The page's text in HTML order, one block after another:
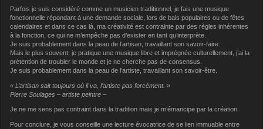
Parfois je suis considéré comme un musicien traditionnel, je fais une musique
fonctionnelle répondant à une demande sociale, lors de bals populaires ou de fêtes
calendaires et dans ce cas là, ma créativité est contrainte par des règles inhérentes
à la fonction, ce qui ne m’empêche pas d’exister en tant qu’interprète.
Je suis probablement dans la peau de l’artisan, travaillant son savoir-faire.
Mais le plus souvent, je pratique une musique libre et imprégnée culturellement, j’ai la
prétention de troubler le monde et je ne cherche pas de consensus.
Je suis probablement dans la peau de l’artiste, travaillant son savoir-être.
« L’artisan sait toujours où il va, l’artiste pas forcément. »
Pierre Soulages – artiste peintre –
Je ne me sens pas contraint dans la tradition mais je m’émancipe par la création.
Pour conclure, je vous conseille une lecture évocatrice de se lien immuable entre